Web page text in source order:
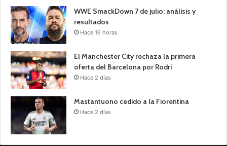
WWE SmackDown 7 de julio: análisis y
resultados
Hace 16 horas
El Manchester City rechaza la primera
oferta del Barcelona por Rodri
Hace 2 días
Mastantuono cedido a la Fiorentina
Hace 2 días